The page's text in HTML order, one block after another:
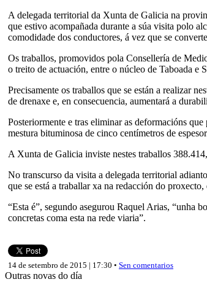
A delegada territorial da Xunta de Galicia na
que estivo acompañada durante a súa visita polo
comodidade dos conductores, á vez que se
Os traballos, promovidos pola Consellería de
o treito de actuación, entre o núcleo de Taboada e
Precisamente os traballos que se están a realizar
de drenaxe e, en consecuencia, aumentará a
Posteriormente e tras eliminar as deformacións
mestura bituminosa de cinco centímetros de
A Xunta de Galicia inviste nestes traballos
No transcurso da visita a delegada territorial
que se está a traballar xa na redacción do
“Esta é”, segundo asegurou Raquel Arias, “unha
concretas coma esta na rede viaria”.
14 de setembro de 2015 | 17:30 • Sen comentarios
Outras novas do día